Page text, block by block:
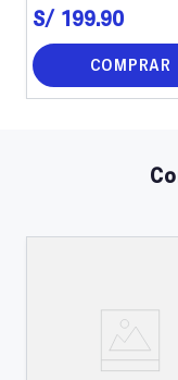
S/ 199.90
COMPRAR